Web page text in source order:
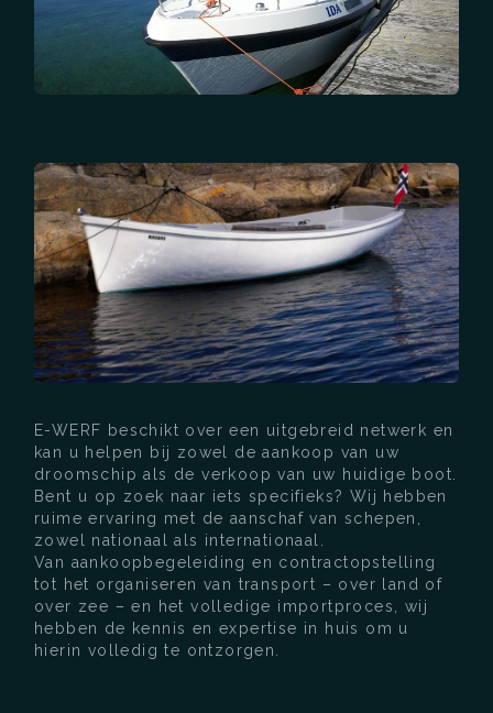
E-WERF beschikt over een uitgebreid netwerk en
kan u helpen bij zowel de aankoop van uw
droomschip als de verkoop van uw huidige boot.
Bent u op zoek naar iets specifieks? Wij hebben
ruime ervaring met de aanschaf van schepen,
zowel nationaal als internationaal.
Van aankoopbegeleiding en contractopstelling
tot het organiseren van transport – over land of
over zee – en het volledige importproces, wij
hebben de kennis en expertise in huis om u
hierin volledig te ontzorgen.